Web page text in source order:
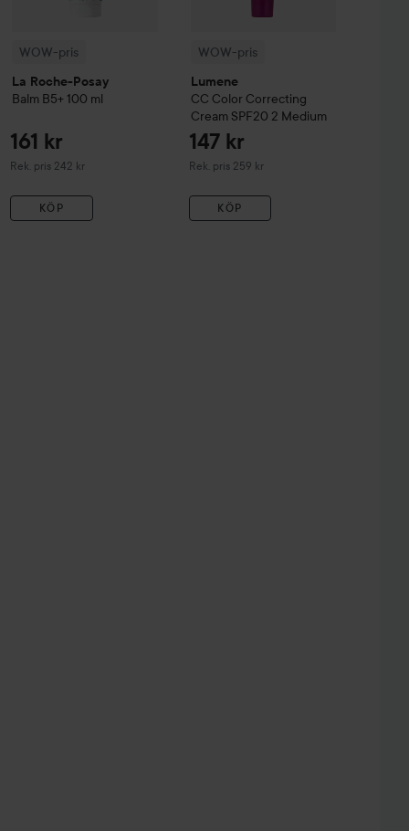
WOW-pris
La Roche-Posay
Balm B5+ 100 ml
161 kr
Rek. pris 242 kr
Rekommenderat pris 242 kr
KÖP
WOW-pris
Lumene
CC Color Correcting
Cream SPF20 2 Medium
147 kr
Rek. pris 259 kr
Rekommenderat pris 259 kr
KÖP